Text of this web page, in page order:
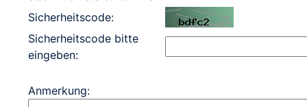
Sicherheitscode:
Sicherheitscode bitte
eingeben:
Anmerkung: